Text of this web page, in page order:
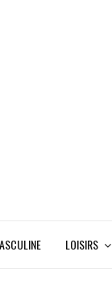
LOISIRS